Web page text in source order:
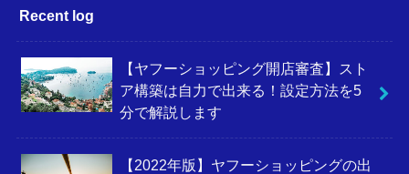
Recent log
【ヤフーショッピング開店審査】スト
ア構築は自力で出来る！設定方法を5
分で解説します
【2022年版】ヤフーショッピングの出